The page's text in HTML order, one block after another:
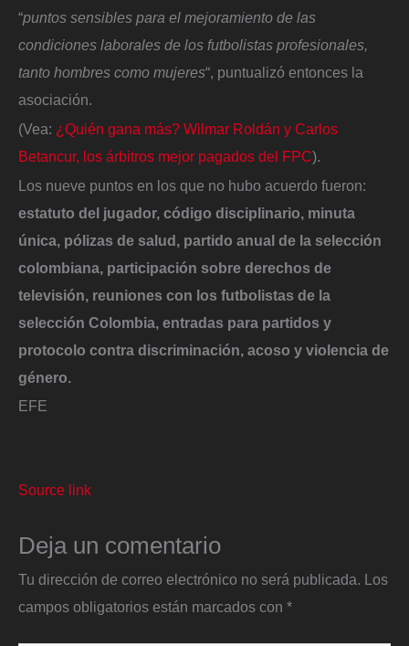
“puntos sensibles para el mejoramiento de las
condiciones laborales de los futbolistas profesionales,
tanto hombres como mujeres“, puntualizó entonces la
asociación.
(Vea: ¿Quién gana más? Wilmar Roldán y Carlos
Betancur, los árbitros mejor pagados del FPC).
Los nueve puntos en los que no hubo acuerdo fueron:
estatuto del jugador, código disciplinario, minuta
única, pólizas de salud, partido anual de la selección
colombiana, participación sobre derechos de
televisión, reuniones con los futbolistas de la
selección Colombia, entradas para partidos y
protocolo contra discriminación, acoso y violencia de
género.
EFE
Source link
Deja un comentario
Tu dirección de correo electrónico no será publicada.
Los
campos obligatorios están marcados con *